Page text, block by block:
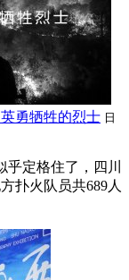
勇牺牲的烈士 日
乎定格住了，四川
扑火队员共689人